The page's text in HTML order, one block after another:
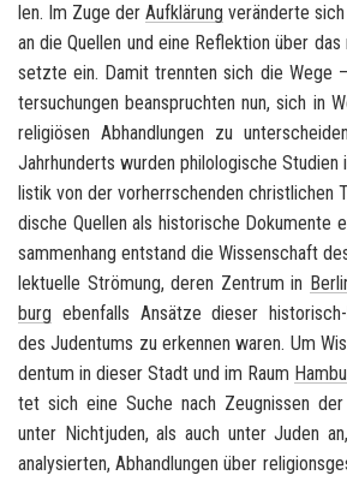
len. Im Zuge der Auf­klä­rung ver­än­der­te
an die Quel­len und eine Re­flek­ti­on über
setz­te ein. Damit trenn­ten sich die Wege
ter­su­chun­gen be­an­spruch­ten nun, sich in
re­li­giö­sen Ab­hand­lun­gen zu
Jahr­hun­derts wur­den phi­lo­lo­gi­sche
lis­tik von der vor­herr­schen­den christ­li­chen
di­sche Quel­len als his­to­ri­sche Do­ku­men­te
sam­men­hang ent­stand die Wis­sen­schaft
lek­tu­el­le Strö­mung, deren Zen­trum in
burg eben­falls An­sät­ze die­ser
des Ju­den­tums zu er­ken­nen waren. Um
den­tum in die­ser Stadt und im Raum
tet sich eine Suche nach Zeug­nis­sen der
unter Nicht­ju­den, als auch unter Juden
ana­ly­sier­ten, Ab­hand­lun­gen über